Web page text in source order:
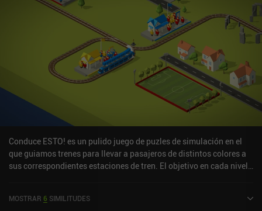
Conduce ESTO! es un pulido juego de puzles de simulación en el
que guiamos trenes para llevar a pasajeros de distintos colores a
sus correspondientes estaciones de tren. El objetivo en cada nivel
los interruptores correctos en los puntos de intersección, sino
MOSTRAR 6 SIMILITUDES